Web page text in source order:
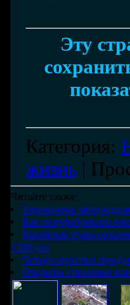
Эту
Категория:
жизнь |
Читайте также:
Территория
Как полуфабрикаты
Китайская трава
1200 раз
Четыре простых
Открыты стволовые